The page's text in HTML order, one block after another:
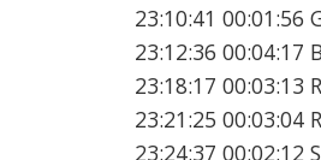
23:10:41 00:01:56
23:12:36 00:04:17
23:18:17 00:03:13
23:21:25 00:03:04
23:24:37 00:02:12